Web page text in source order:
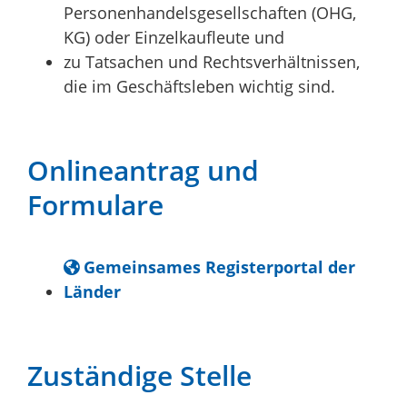
Personenhandelsgesellschaften (OHG,
KG) oder Einzelkaufleute und
zu Tatsachen und Rechtsverhältnissen,
die im Geschäftsleben wichtig sind.
Onlineantrag und
Formulare
Gemeinsames Registerportal der
Länder
Zuständige Stelle